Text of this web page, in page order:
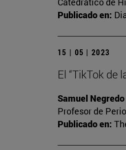
Publicado en:
15 | 05 | 2023
El “TikTok de
Samuel Negredo
Profesor de
Publicado en: